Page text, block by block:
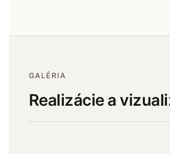
GALÉRIA
Realizácie a 01